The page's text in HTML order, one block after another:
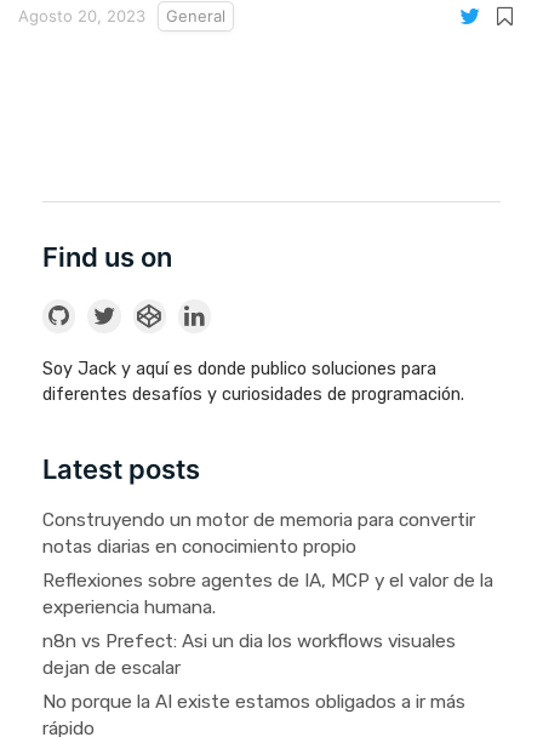
Agosto 20, 2023 General
Find us on
Soy Jack y aquí es donde publico soluciones para
diferentes desafíos y curiosidades de programación.
Latest posts
Construyendo un motor de memoria para convertir
notas diarias en conocimiento propio
Reflexiones sobre agentes de IA, MCP y el valor de la
experiencia humana.
n8n vs Prefect: Asi un dia los workflows visuales
dejan de escalar
No porque la AI existe estamos obligados a ir más
rápido